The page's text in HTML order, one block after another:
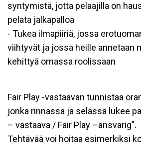
syntymistä, jotta pelaajilla on
pelata jalkapalloa
- Tukea ilmapiiriä, jossa
viihtyvät ja jossa heille annetaan
kehittyä omassa roolissaan
Fair Play -vastaavan tunnistaa
jonka rinnassa ja selässä lukee
– vastaava / Fair Play –ansvarig”.
Tehtävää voi hoitaa esimerkiksi